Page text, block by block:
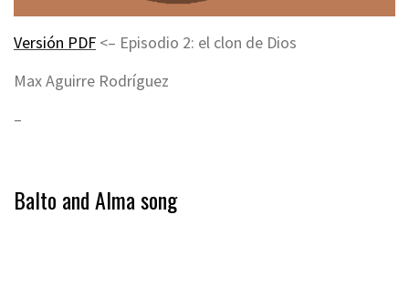
Versión PDF <– Episodio 2: el clon de Dios
Max Aguirre Rodríguez
–
Balto and Alma song